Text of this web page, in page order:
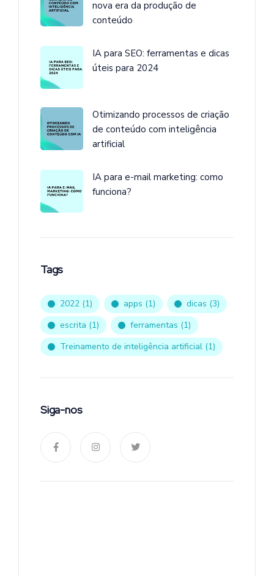
nova era da produção de
conteúdo
IA para SEO: ferramentas e dicas
úteis para 2024
Otimizando processos de criação
de conteúdo com inteligência
artificial
IA para e-mail marketing: como
funciona?
Tags
2022 (1) apps (1) dicas (3)
escrita (1) ferramentas (1)
Treinamento de inteligência artificial (1)
Siga-nos